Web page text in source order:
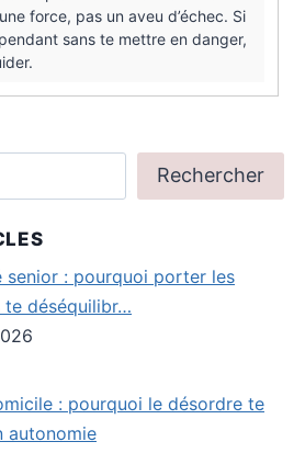
force, pas un aveu d’échec. Si
sans te mettre en danger,
Rechercher
senior : pourquoi porter les
te déséquilibr…
: pourquoi le désordre te
autonomie